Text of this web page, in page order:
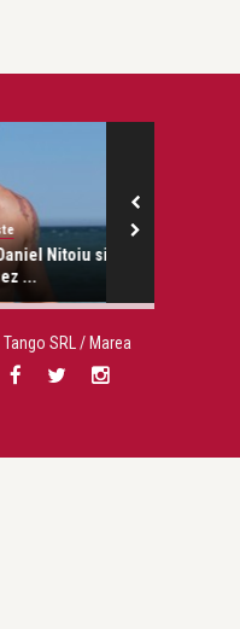
Nitoiu si
...
SRL / Marea